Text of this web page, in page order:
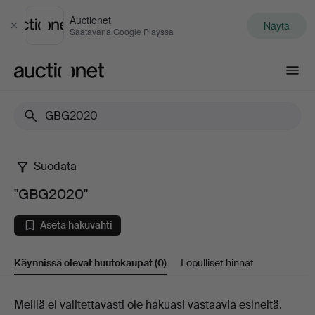
Sulje
Auctionet
Saatavana Google Playssa Näytä
"GBG2020"
Suodata
"GBG2020"
Aseta hakuvahti
Käynnissä olevat huutokaupat(0) Lopulliset hinnat
Käynnissä
Meillä ei valitettavasti ole hakuasi vastaavia esineitä.